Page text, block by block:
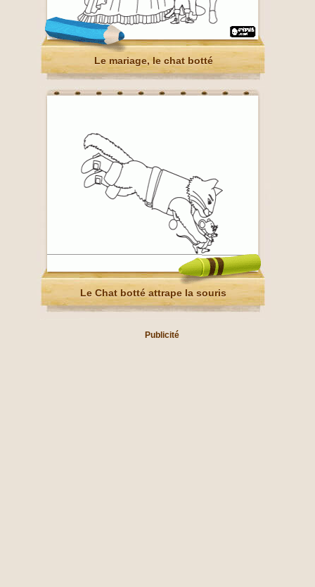
Le mariage, le chat botté
Le Chat botté attrape la souris
Publicité